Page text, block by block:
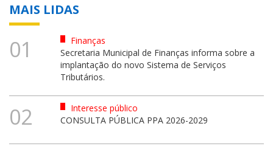
MAIS LIDAS
01
Finanças
Secretaria Municipal de Finanças informa sobre a
implantação do novo Sistema de Serviços
Tributários.
02
Interesse público
CONSULTA PÚBLICA PPA 2026-2029